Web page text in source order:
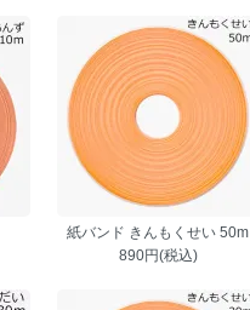
紙バンド きんもくせい 50m
890円(税込)